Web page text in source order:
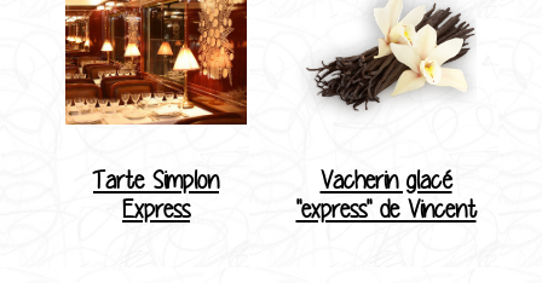
Tarte Simplon
Express
Vacherin glacé
"express" de Vincent